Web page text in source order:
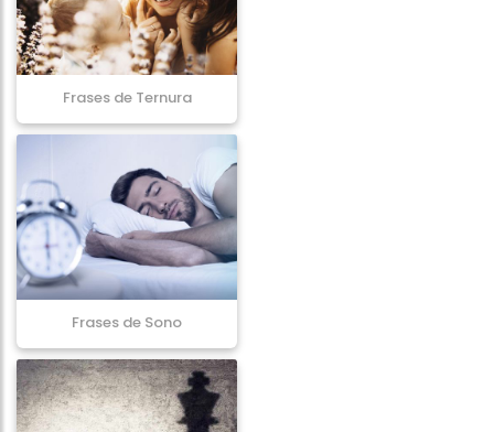
Frases de Ternura
Frases de Sono